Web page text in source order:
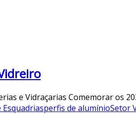
e Vidraçarias Comemorar os
perfis de alumínioSetor